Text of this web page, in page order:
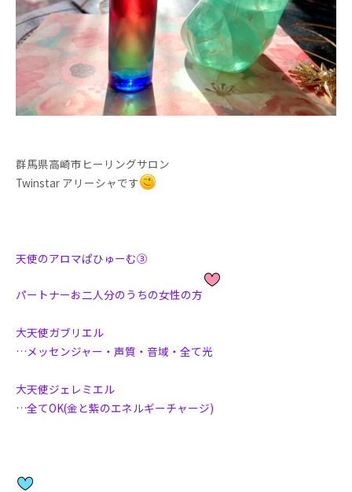
群馬県高崎市ヒーリングサロン
Twinstar アリーシャです
天使のアロマぱひゅーむ③
パートナーお二人分のうちの女性の方
大天使ガブリエル
…メッセンジャー・声質・音域・全て光
大天使ジェレミエル
…全てOK(金と紫のエネルギーチャージ)